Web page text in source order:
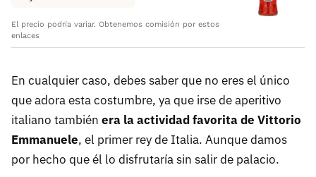
El precio podría variar. Obtenemos comisión por estos
enlaces
En cualquier caso, debes saber que no eres el único
que adora esta costumbre, ya que irse de aperitivo
italiano también era la actividad favorita de Vittorio
Emmanuele, el primer rey de Italia. Aunque damos
por hecho que él lo disfrutaría sin salir de palacio.